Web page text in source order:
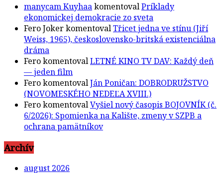
manycam KuyhaakomentovalPríklady
ekonomickej demokracie zo sveta
Fero JokerkomentovalTřicet jedna ve stínu (Jiří
Weiss, 1965), československo-britská existenciálna
dráma
FerokomentovalLETNÉ KINO TV DAV: Každý deň
— jeden film
FerokomentovalJán Poničan: DOBRODRUŽSTVO
(NOVOMESKÉHO NEDEĽA XVIII.)
FerokomentovalVyšiel nový časopis BOJOVNÍK (č.
6/2026): Spomienka na Kalište, zmeny v SZPB a
ochrana pamätníkov
Archív
august 2026